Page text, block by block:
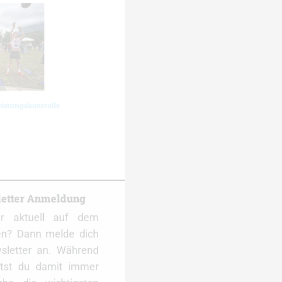
Anmeldung
aktuell auf dem
Dann melde dich
an. Während
du damit immer